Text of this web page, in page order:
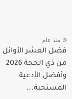
منذ عام
فضل العشر الأوائل
من ذي الحجة 2026
وأفضل الأدعية
المستحبة...